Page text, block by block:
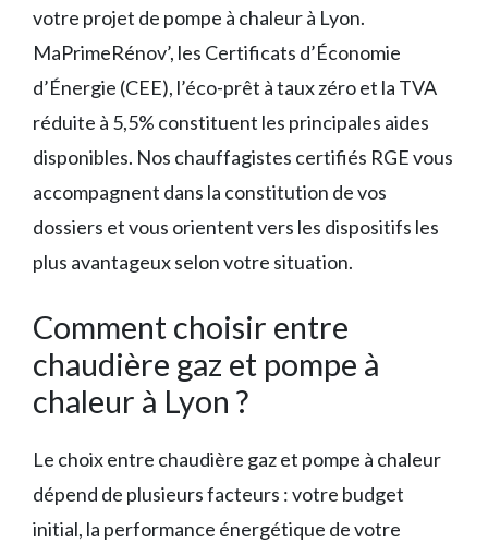
votre projet de pompe à chaleur à Lyon.
MaPrimeRénov’, les Certificats d’Économie
d’Énergie (CEE), l’éco-prêt à taux zéro et la TVA
réduite à 5,5% constituent les principales aides
disponibles. Nos chauffagistes certifiés RGE vous
accompagnent dans la constitution de vos
dossiers et vous orientent vers les dispositifs les
plus avantageux selon votre situation.
Comment choisir entre
chaudière gaz et pompe à
chaleur à Lyon ?
Le choix entre chaudière gaz et pompe à chaleur
dépend de plusieurs facteurs : votre budget
initial, la performance énergétique de votre